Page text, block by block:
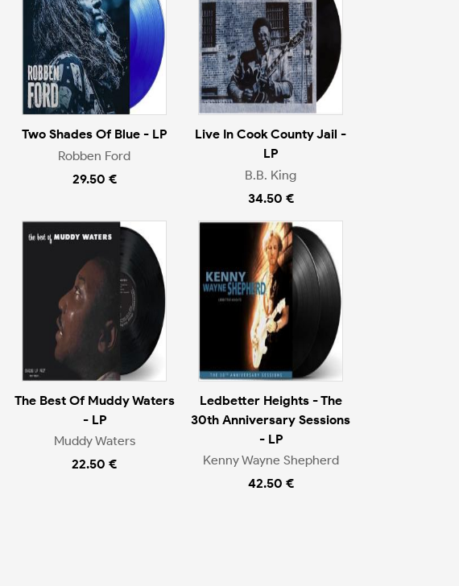
Two Shades Of Blue - LP
Robben Ford
29.50 €
Live In Cook County Jail -
LP
B.B. King
34.50 €
The Best Of Muddy Waters
- LP
Muddy Waters
22.50 €
Ledbetter Heights - The
30th Anniversary Sessions
- LP
Kenny Wayne Shepherd
42.50 €